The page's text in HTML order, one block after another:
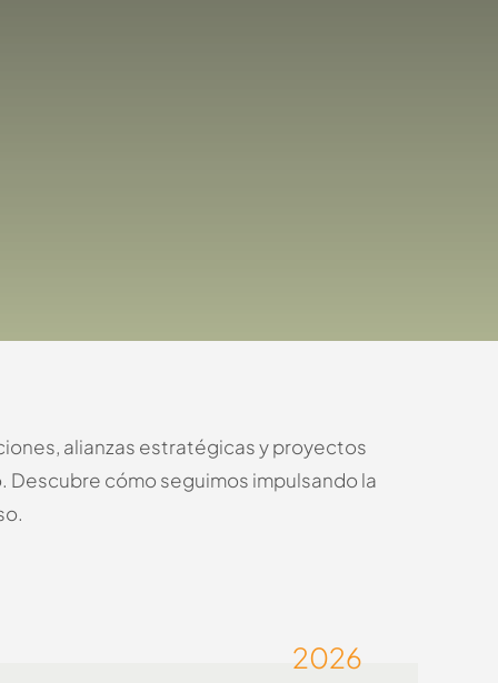
alianzas estratégicas y proyectos
cómo seguimos impulsando la
2026